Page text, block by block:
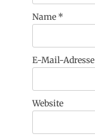
Name *
E-Mail-Adresse
Website